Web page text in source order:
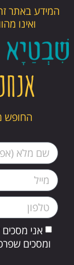
המידע באתר
ואינו
החופש
אני
ומסכים